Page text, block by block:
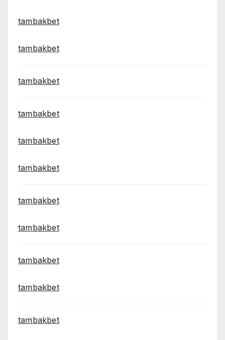
tambakbet
tambakbet
tambakbet
tambakbet
tambakbet
tambakbet
tambakbet
tambakbet
tambakbet
tambakbet
tambakbet